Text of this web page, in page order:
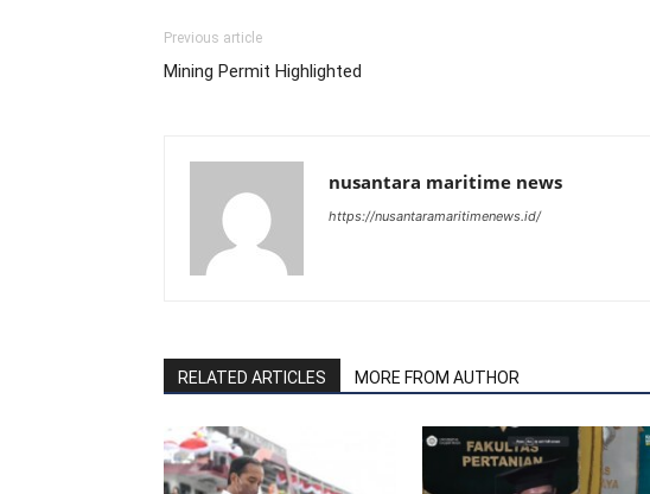
Previous article
Mining Permit Highlighted
nusantara maritime news
https://nusantaramaritimenews.id/
RELATED ARTICLES MORE FROM AUTHOR